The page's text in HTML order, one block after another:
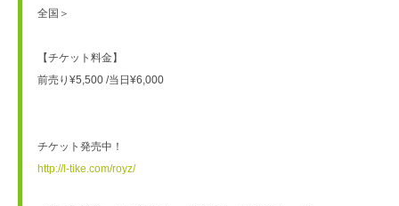
全国＞
【チケット料金】
前売り¥5,500 /当日¥6,000
チケット発売中！
http://l-tike.com/royz/